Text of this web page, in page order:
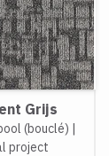
Grijs
(bouclé) |
project